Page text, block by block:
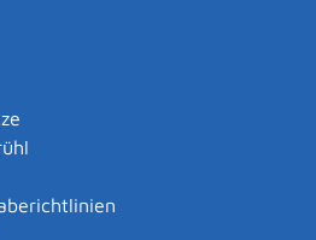
- Gradumwandlungen
Titel und Bezeichnungen von
führen
außerhalb von
beantragen
- zur Abendrealschule